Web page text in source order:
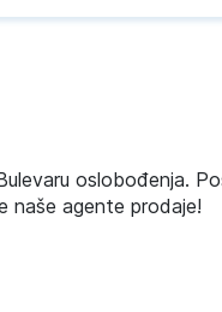
oslobođenja.
naše agente prodaje!